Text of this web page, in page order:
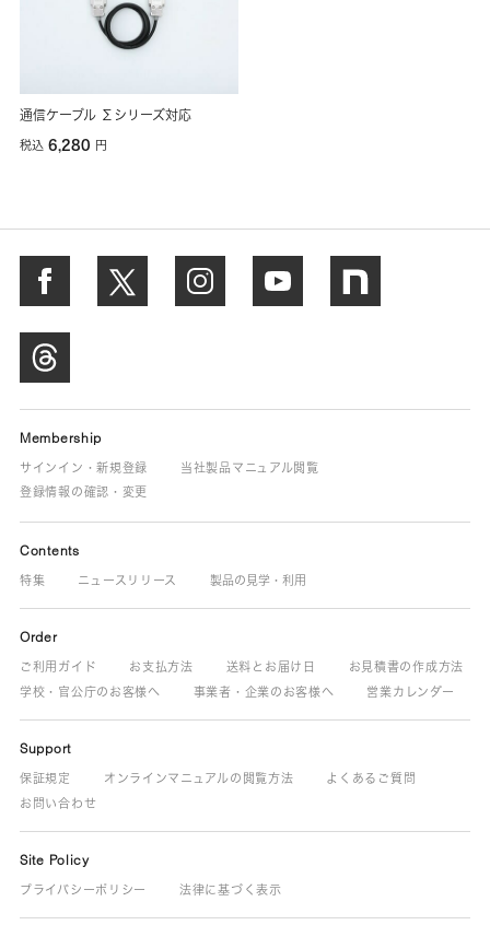
通信ケーブル Σシリーズ対応
税込6,280 円
Membership
サインイン・新規登録
当社製品マニュアル閲覧
登録情報の確認・変更
Contents
特集 ニュースリリース 製品の見学・利用
Order
ご利用ガイド お支払方法 送料とお届け日
お見積書の作成方法
学校・官公庁のお客様へ
事業者・企業のお客様へ 営業カレンダー
Support
保証規定 オンラインマニュアルの閲覧方法
よくあるご質問
お問い合わせ
Site Policy
プライバシーポリシー 法律に基づく表示